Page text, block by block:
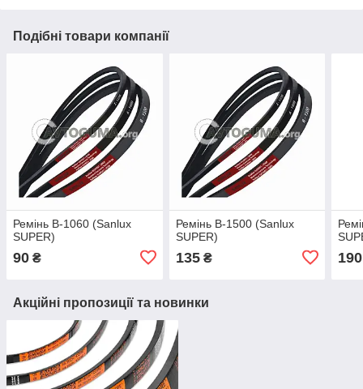
Подібні товари компанії
Ремінь B-1060 (Sanlux
SUPER)
90 ₴
Ремінь B-1500 (Sanlux
SUPER)
135₴ 190
Акційні пропозиції та новинки